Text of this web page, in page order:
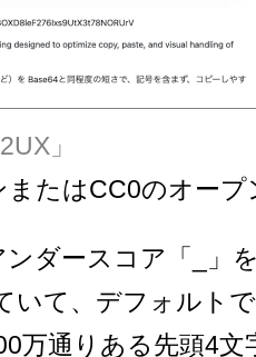
」
たはCC0のオープ
ダースコア「_」
いて、デフォルト
万通りある先頭4